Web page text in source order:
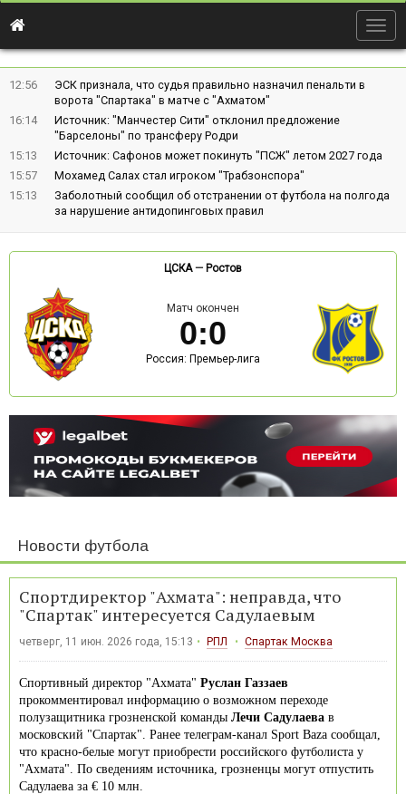
12:56
ЭСК признала, что судья правильно назначил пенальти в
ворота "Спартака" в матче с "Ахматом"
16:14
Источник: "Манчестер Сити" отклонил предложение
"Барселоны" по трансферу Родри
15:13
Источник: Сафонов может покинуть "ПСЖ" летом 2027 года
15:57
Мохамед Салах стал игроком "Трабзонспора"
15:13
Заболотный сообщил об отстранении от футбола на полгода
за нарушение антидопинговых правил
ЦСКА— Ростов
Матч окончен
0:0
Россия: Премьер-лига
Новости футбола
Спортдиректор "Ахмата": неправда, что
"Спартак" интересуется Садулаевым
четверг, 11 июн. 2026 года, 15:13 РПЛ Спартак Москва
Спортивный директор "Ахмата" Руслан Газзаев
прокомментировал информацию о возможном переходе
полузащитника грозненской команды Лечи Садулаева в
московский "Спартак". Ранее телеграм-канал Sport Baza сообщал,
что красно-белые могут приобрести российского футболиста у
"Ахмата". По сведениям источника, грозненцы могут отпустить
Садулаева за € 10 млн.